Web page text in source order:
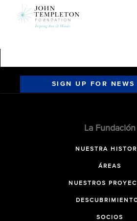
SIGN UP FOR
La Fundación
NUESTRA
ÁREAS
NUESTROS
SOCIOS